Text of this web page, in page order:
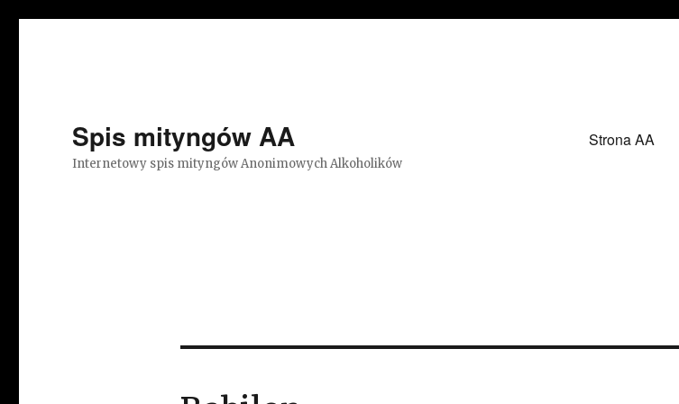
Spis mityngów AA
Internetowy spis mityngów Anonimowych Alkoholików
Strona AA